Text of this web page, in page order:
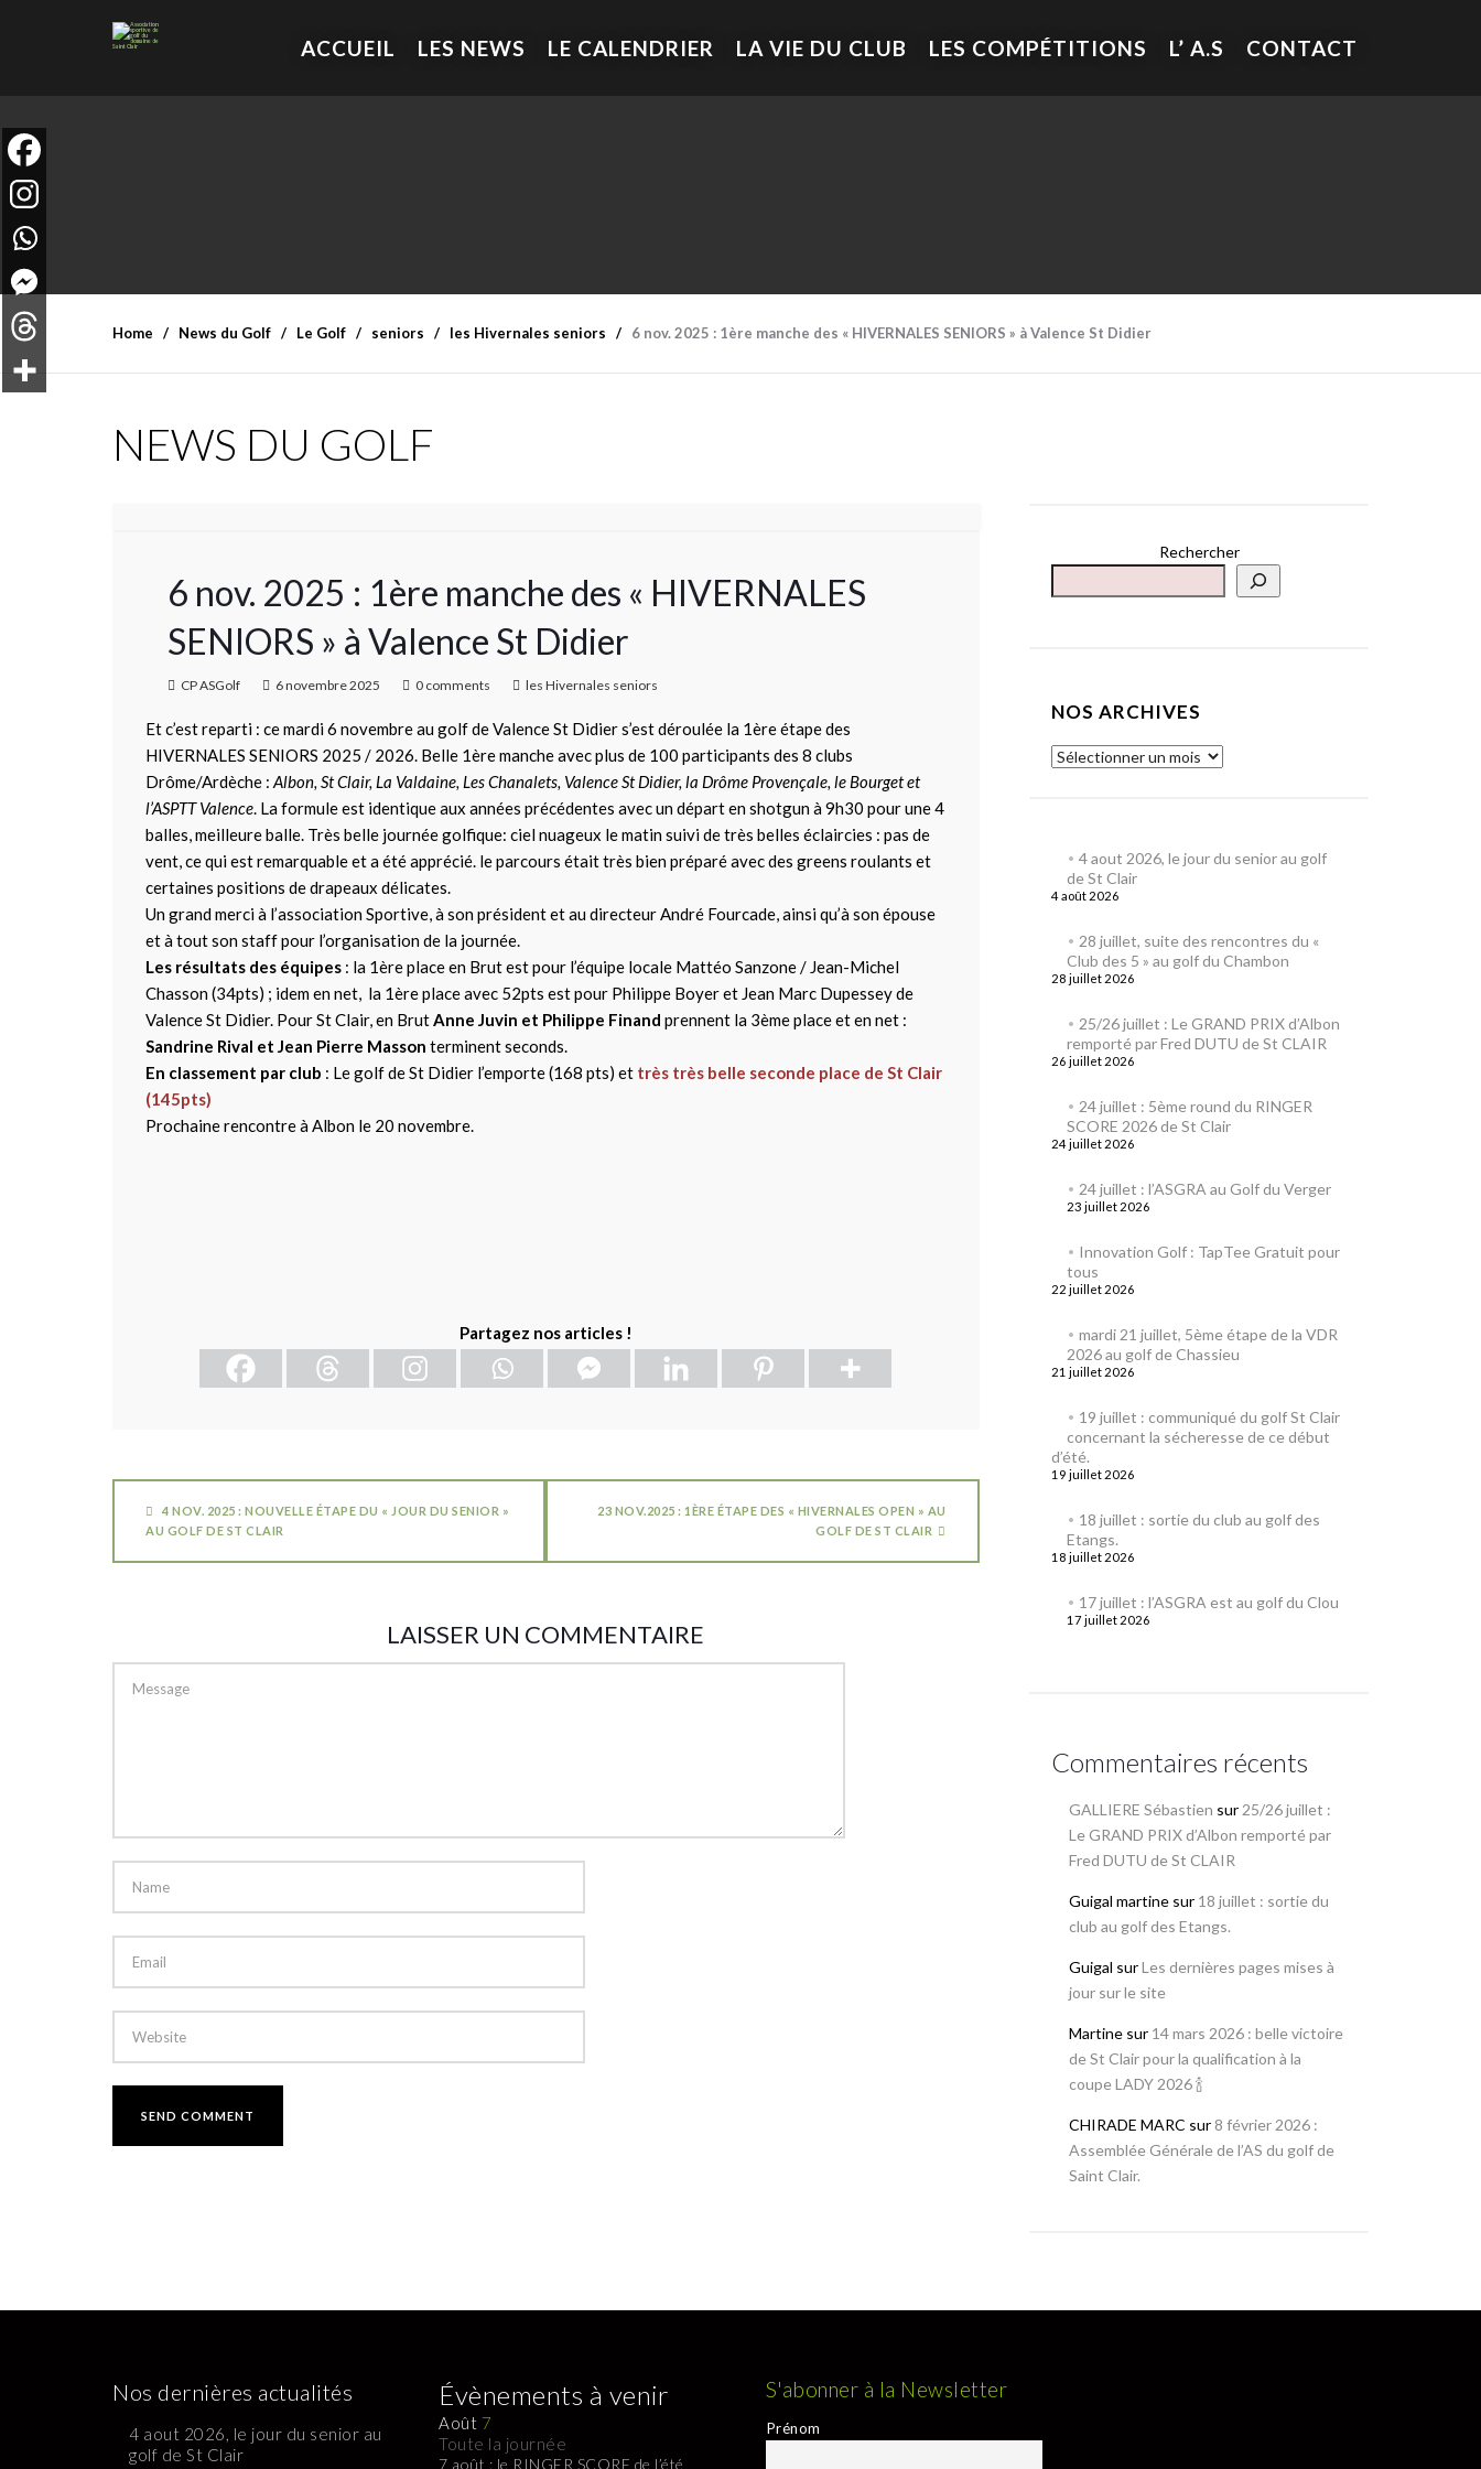
ACCUEIL LES NEWS LE CALENDRIER LA VIE DU CLUB LES COMPÉTITIONS L’ A.S CONTACT
Home News du Golf Le Golf seniors les Hivernales seniors 6 nov. 2025 : 1ère manche des « HIVERNALES SENIORS » à Valence St Didier
NEWS DU GOLF
6 nov. 2025 : 1ère manche des « HIVERNALES
SENIORS » à Valence St Didier
CP ASGolf 6 novembre 2025 0 comments les Hivernales seniors
Et c’est reparti : ce mardi 6 novembre au golf de Valence St Didier s’est déroulée la 1ère étape des
HIVERNALES SENIORS 2025 / 2026. Belle 1ère manche avec plus de 100 participants des 8 clubs
Drôme/Ardèche : Albon, St Clair, La Valdaine, Les Chanalets, Valence St Didier, la Drôme Provençale, le Bourget et
l’ASPTT Valence. La formule est identique aux années précédentes avec un départ en shotgun à 9h30 pour une 4
balles, meilleure balle. Très belle journée golfique: ciel nuageux le matin suivi de très belles éclaircies : pas de
vent, ce qui est remarquable et a été apprécié. le parcours était très bien préparé avec des greens roulants et
certaines positions de drapeaux délicates.
Un grand merci à l’association Sportive, à son président et au directeur André Fourcade, ainsi qu’à son épouse
et à tout son staff pour l’organisation de la journée.
Les résultats des équipes : la 1ère place en Brut est pour l’équipe locale Mattéo Sanzone / Jean-Michel
Chasson (34pts) ; idem en net, la 1ère place avec 52pts est pour Philippe Boyer et Jean Marc Dupessey de
Valence St Didier. Pour St Clair, en BrutAnne Juvin et Philippe Finand prennent la 3ème place et en net :
Sandrine Rival et Jean Pierre Masson terminent seconds.
En classement par club : Le golf de St Didier l’emporte (168 pts) et très très belle seconde place de St Clair
(145pts)
Prochaine rencontre à Albon le 20 novembre.
Partagez nos articles !
4 NOV. 2025 : NOUVELLE ÉTAPE DU « JOUR DU SENIOR »
AU GOLF DE ST CLAIR
23 NOV.2025 : 1ÈRE ÉTAPE DES « HIVERNALES OPEN » AU
GOLF DE ST CLAIR
LAISSER UN COMMENTAIRE
Rechercher
NOS ARCHIVES
4 aout 2026, le jour du senior au golf
de St Clair
4 août 2026
28 juillet, suite des rencontres du «
Club des 5 » au golf du Chambon
28 juillet 2026
25/26 juillet : Le GRAND PRIX d’Albon
remporté par Fred DUTU de St CLAIR
26 juillet 2026
24 juillet : 5ème round du RINGER
SCORE 2026 de St Clair
24 juillet 2026
24 juillet : l’ASGRA au Golf du Verger
23 juillet 2026
Innovation Golf : TapTee Gratuit pour
tous
22 juillet 2026
mardi 21 juillet, 5ème étape de la VDR
2026 au golf de Chassieu
21 juillet 2026
19 juillet : communiqué du golf St Clair
concernant la sécheresse de ce début
d’été.
19 juillet 2026
18 juillet : sortie du club au golf des
Etangs.
18 juillet 2026
17 juillet : l’ASGRA est au golf du Clou
17 juillet 2026
Commentaires récents
GALLIERE Sébastien sur 25/26 juillet :
Le GRAND PRIX d’Albon remporté par
Fred DUTU de St CLAIR
Guigal martine sur 18 juillet : sortie du
club au golf des Etangs.
Guigal surLes dernières pages mises à
jour sur le site
Martine sur 14 mars 2026 : belle victoire
de St Clair pour la qualification à la
coupe LADY 2026 🍾
CHIRADE MARC sur 8 février 2026 :
Assemblée Générale de l’AS du golf de
Saint Clair.
Nos dernières actualités
4 aout 2026, le jour du senior au
golf de St Clair
Évènements à venir
Août 7
Toute la journée
7 août : le RINGER SCORE de l’été
S'abonner à la Newsletter
Prénom